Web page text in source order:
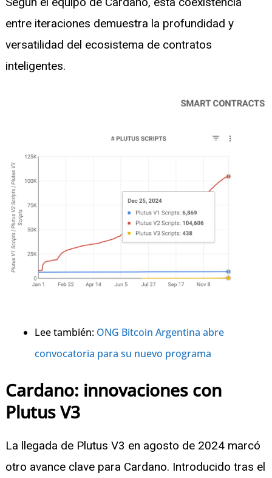
entre iteraciones demuestra la profundidad y
versatilidad del ecosistema de contratos
inteligentes.
Lee también: ONG Bitcoin Argentina abre
convocatoria para su nuevo programa
Cardano: innovaciones con
Plutus V3
La llegada de Plutus V3 en agosto de 2024 marcó
otro avance clave para Cardano. Introducido tras el